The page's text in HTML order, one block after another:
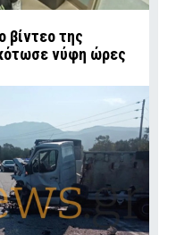
βίντεο της
νύφη ώρες